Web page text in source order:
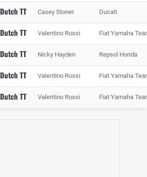
Dutch TT Casey Stoner Ducati
Dutch TT Valentino Rossi Fiat Yamaha
Dutch TT Nicky Hayden Repsol Honda
Dutch TT Valentino Rossi Fiat Yamaha
Dutch TT Valentino Rossi Fiat Yamaha